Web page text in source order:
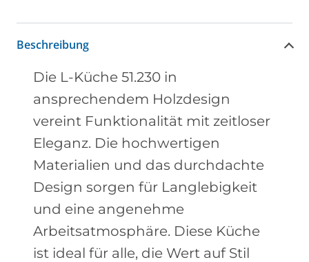
Beschreibung
Die L-Küche 51.230 in
ansprechendem Holzdesign
vereint Funktionalität mit zeitloser
Eleganz. Die hochwertigen
Materialien und das durchdachte
Design sorgen für Langlebigkeit
und eine angenehme
Arbeitsatmosphäre. Diese Küche
ist ideal für alle, die Wert auf Stil